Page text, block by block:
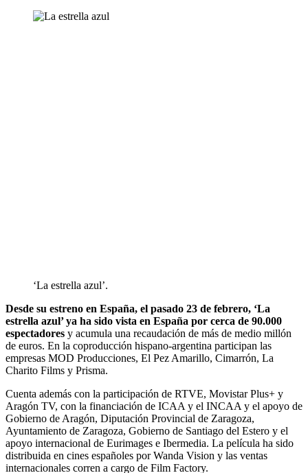
‘La estrella azul’.
Desde su estreno en España, el pasado 23 de febrero, ‘La
estrella azul’ ya ha sido vista en España por cerca de 90.000
espectadores y acumula una recaudación de más de medio millón
de euros. En la coproducción hispano-argentina participan las
empresas MOD Producciones, El Pez Amarillo, Cimarrón, La
Charito Films y Prisma.
Cuenta además con la participación de RTVE, Movistar Plus+ y
Aragón TV, con la financiación de ICAA y el INCAA y el apoyo de
Gobierno de Aragón, Diputación Provincial de Zaragoza,
Ayuntamiento de Zaragoza, Gobierno de Santiago del Estero y el
apoyo internacional de Eurimages e Ibermedia. La película ha sido
distribuida en cines españoles por Wanda Vision y las ventas
internacionales corren a cargo de Film Factory.